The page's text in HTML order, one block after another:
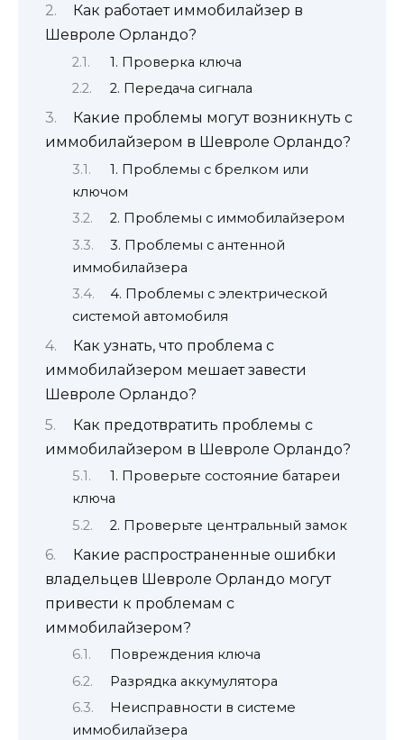
Как работает иммобилайзер в
Шевроле Орландо?
1. Проверка ключа
2. Передача сигнала
Какие проблемы могут возникнуть с
иммобилайзером в Шевроле Орландо?
1. Проблемы с брелком или
ключом
2. Проблемы с иммобилайзером
3. Проблемы с антенной
иммобилайзера
4. Проблемы с электрической
системой автомобиля
Как узнать, что проблема с
иммобилайзером мешает завести
Шевроле Орландо?
Как предотвратить проблемы с
иммобилайзером в Шевроле Орландо?
1. Проверьте состояние батареи
ключа
2. Проверьте центральный замок
Какие распространенные ошибки
владельцев Шевроле Орландо могут
привести к проблемам с
иммобилайзером?
Повреждения ключа
Разрядка аккумулятора
Неисправности в системе
иммобилайзера